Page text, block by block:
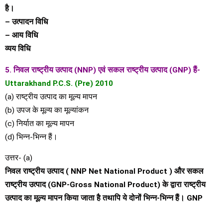
है।
– उत्पादन विधि
– आय विधि
व्यय विधि
5. निवल राष्ट्रीय उत्पाद (NNP) एवं सकल राष्ट्रीय उत्पाद (GNP) हैं-
Uttarakhand P.C.S. (Pre) 2010
(a) राष्ट्रीय उत्पाद का मूल्य मापन
(b) उपज के मूल्य का मूल्यांकन
(c) निर्यात का मूल्य मापन
(d) भिन्न-भिन्न हैं।
उत्तर- (a)
निवल राष्ट्रीय उत्पाद ( NNP Net National Product ) और सकल
राष्ट्रीय उत्पाद (GNP-Gross National Product) के द्वारा राष्ट्रीय
उत्पाद का मूल्य मापन किया जाता है तथापि ये दोनों भिन्न-भिन्न हैं। GNP